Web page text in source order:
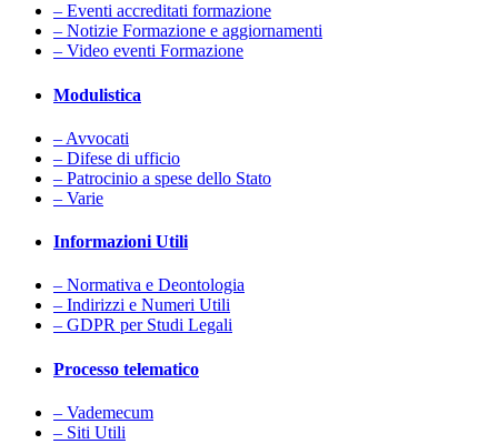
– Eventi accreditati formazione
– Notizie Formazione e aggiornamenti
– Video eventi Formazione
Modulistica
– Avvocati
– Difese di ufficio
– Patrocinio a spese dello Stato
– Varie
Informazioni Utili
– Normativa e Deontologia
– Indirizzi e Numeri Utili
– GDPR per Studi Legali
Processo telematico
– Vademecum
– Siti Utili